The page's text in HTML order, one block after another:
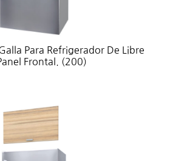
Para Refrigerador De Libre
Frontal. (200)